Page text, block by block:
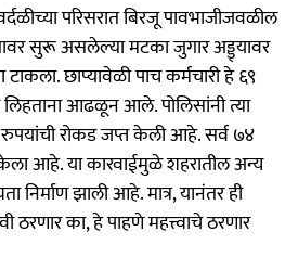
परिसरात बिरजू पावभाजीजवळील
सुरू असलेल्या मटका जुगार अड्ड्यावर
टाकला. छाप्यावेळी पाच कर्मचारी हे ६९
लिहताना आढळून आले. पोलिसांनी त्या
रोकड जप्त केली आहे. सर्व ७४
आहे. या कारवाईमुळे शहरातील अन्य
निर्माण झाली आहे. मात्र, यानंतर ही
ठरणार का, हे पाहणे महत्त्वाचे ठरणार